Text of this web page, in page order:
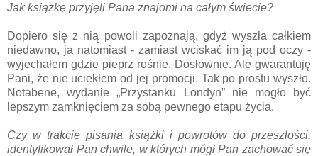
Jak książkę przyjęli Pana znajomi na całym świecie?
Dopiero się z nią powoli zapoznają, gdyż wyszła całkiem
niedawno, ja natomiast - zamiast wciskać im ją pod oczy -
wyjechałem gdzie pieprz rośnie. Dosłownie. Ale gwarantuję
Pani, że nie uciekłem od jej promocji. Tak po prostu wyszło.
Notabene, wydanie „Przystanku Londyn” nie mogło być
lepszym zamknięciem za sobą pewnego etapu życia.
Czy w trakcie pisania książki i powrotów do przeszłości,
identyfikował Pan chwile, w których mógł Pan zachować się